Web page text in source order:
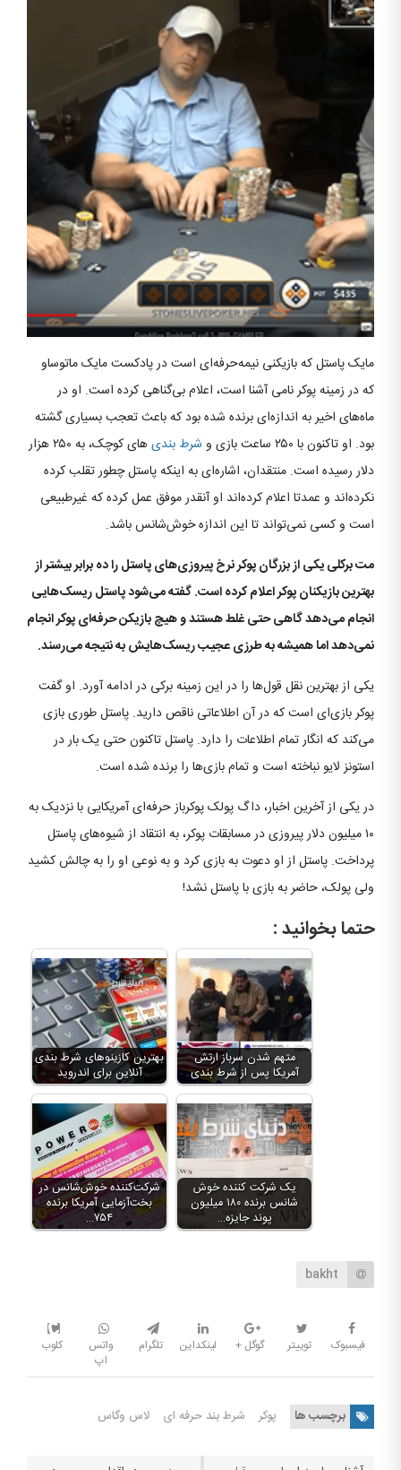
مایک پاستل که بازیکنی نیمه‌حرفه‌ای است در پادکست مایک ماتوساو
که در زمینه پوکر نامی آشنا است، اعلام بی‌گناهی کرده است. او در
ماه‌های اخیر به اندازه‌ای برنده شده بود که باعث تعجب بسیاری گشته
بود. او تاکنون با ۲۵۰ ساعت بازی و
شرط بندی
های کوچک، به ۲۵۰ هزار
دلار رسیده است. منتقدان، اشاره‌ای به اینکه پاستل چطور تقلب کرده
نکرده‌اند و عمدتا اعلام کرده‌اند او آنقدر موفق عمل کرده که غیرطبیعی
است و کسی نمی‌تواند تا این اندازه خوش‌شانس باشد.
مت برکلی یکی از بزرگان پوکر نرخ پیروزی‌های پاستل را ده برابر بیشتر از
بهترین بازیکنان پوکر اعلام کرده است. گفته می‌شود پاستل ریسک‌هایی
انجام می‌دهد گاهی حتی غلط هستند و هیچ بازیکن حرفه‌ای پوکر انجام
نمی‌دهد اما همیشه به طرزی عجیب ریسک‌هایش به نتیجه می‌رسند.
یکی از بهترین نقل قول‌ها را در این زمینه برکی در ادامه آورد. او گفت
پوکر بازی‌ای است که در آن اطلاعاتی ناقص دارید. پاستل طوری بازی
می‌کند که انگار تمام اطلاعات را دارد. پاستل تاکنون حتی یک بار در
استونز لایو نباخته است و تمام بازی‌‌ها را برنده شده است.
در یکی از آخرین اخبار، داگ پولک پوکرباز حرفه‌ای آمریکایی با نزدیک به
۱۰ میلیون دلار پیروزی در مسابقات پوکر، به انتقاد از شیوه‌های پاستل
پرداخت. پاستل از او دعوت به بازی کرد و به نوعی او را به چالش کشید
ولی پولک، حاضر به بازی با پاستل نشد!
حتما بخوانید :
بهترین کازینوهای شرط بندی
آنلاین برای اندروید
متهم شدن سرباز ارتش
آمریکا پس از شرط بندی
شرکت‌کننده خوش‌شانس در
بخت‌آزمایی آمریکا برنده
۷۵۴…
یک شرکت کننده خوش
شانس برنده ۱۸۰ میلیون
پوند جایزه…
bakht
فیسبوک توییتر گوگل + لینکداین تلگرام
واتس
اپ
کلوب
برچسب ها پوکر شرط بند حرفه ای لاس وگاس